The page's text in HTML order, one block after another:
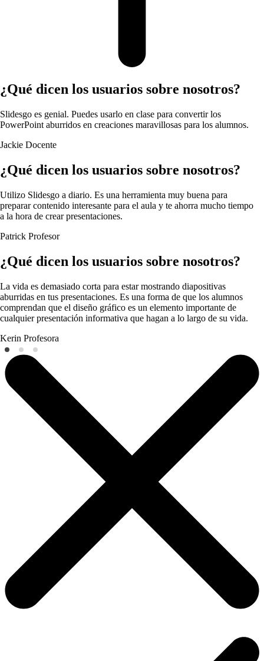
¿Qué dicen los usuarios sobre nosotros?
Slidesgo es genial. Puedes usarlo en clase para convertir los
PowerPoint aburridos en creaciones maravillosas para los alumnos.
Jackie Docente
¿Qué dicen los usuarios sobre nosotros?
Utilizo Slidesgo a diario. Es una herramienta muy buena para
preparar contenido interesante para el aula y te ahorra mucho tiempo
a la hora de crear presentaciones.
Patrick Profesor
¿Qué dicen los usuarios sobre nosotros?
La vida es demasiado corta para estar mostrando diapositivas
aburridas en tus presentaciones. Es una forma de que los alumnos
comprendan que el diseño gráfico es un elemento importante de
cualquier presentación informativa que hagan a lo largo de su vida.
Kerin Profesora